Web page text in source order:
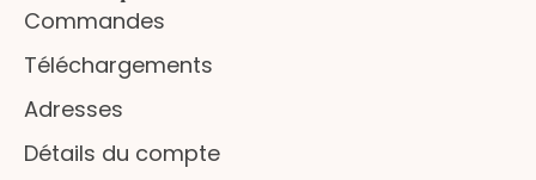
Commandes
Téléchargements
Adresses
Détails du compte